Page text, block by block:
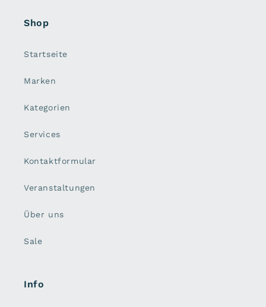
Shop
Startseite
Marken
Kategorien
Services
Kontaktformular
Veranstaltungen
Über uns
Sale
Info